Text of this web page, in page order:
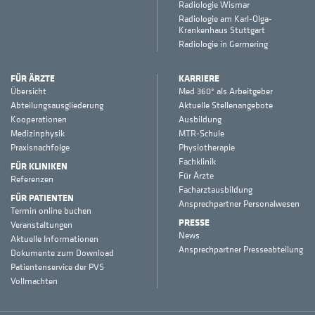
Radiologie Wismar
Radiologie am Karl-Olga-
Krankenhaus Stuttgart
Radiologie in Germering
FÜR ÄRZTE
Übersicht
Abteilungsausgliederung
Kooperationen
Medizinphysik
Praxisnachfolge
FÜR KLINIKEN
Referenzen
FÜR PATIENTEN
Termin online buchen
Veranstaltungen
Aktuelle Informationen
Dokumente zum Download
Patientenservice der PVS
Vollmachten
KARRIERE
Med 360° als Arbeitgeber
Aktuelle Stellenangebote
Ausbildung
MTR-Schule
Physiotherapie
Fachklinik
Für Ärzte
Facharztausbildung
Ansprechpartner Personalwesen
PRESSE
News
Ansprechpartner Presseabteilung